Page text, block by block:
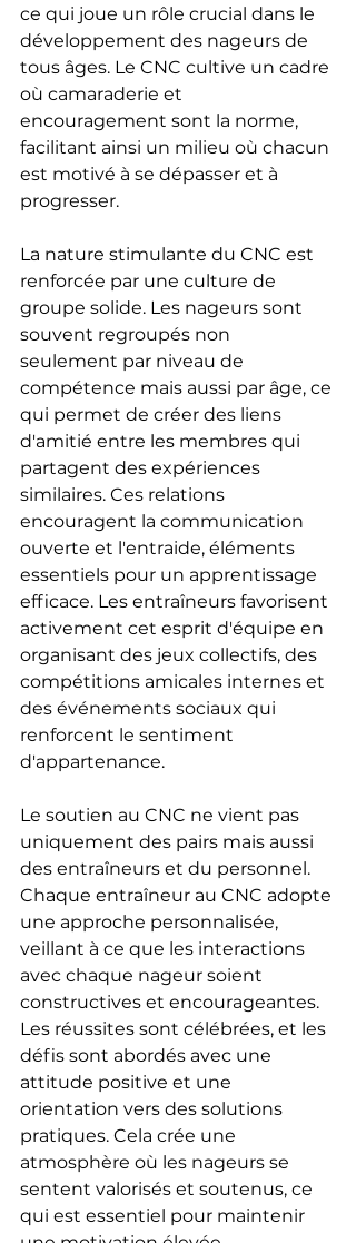
ce qui joue un rôle crucial dans le
développement des nageurs de
tous âges. Le CNC cultive un cadre
où camaraderie et
encouragement sont la norme,
facilitant ainsi un milieu où chacun
est motivé à se dépasser et à
progresser.
La nature stimulante du CNC est
renforcée par une culture de
groupe solide. Les nageurs sont
souvent regroupés non
seulement par niveau de
compétence mais aussi par âge, ce
qui permet de créer des liens
d'amitié entre les membres qui
partagent des expériences
similaires. Ces relations
encouragent la communication
ouverte et l'entraide, éléments
essentiels pour un apprentissage
efficace. Les entraîneurs favorisent
activement cet esprit d'équipe en
organisant des jeux collectifs, des
compétitions amicales internes et
des événements sociaux qui
renforcent le sentiment
d'appartenance.
Le soutien au CNC ne vient pas
uniquement des pairs mais aussi
des entraîneurs et du personnel.
Chaque entraîneur au CNC adopte
une approche personnalisée,
veillant à ce que les interactions
avec chaque nageur soient
constructives et encourageantes.
Les réussites sont célébrées, et les
défis sont abordés avec une
attitude positive et une
orientation vers des solutions
pratiques. Cela crée une
atmosphère où les nageurs se
sentent valorisés et soutenus, ce
qui est essentiel pour maintenir